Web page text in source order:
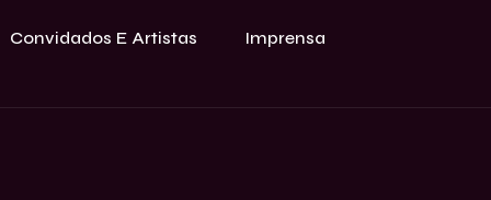
Convidados E Artistas Imprensa